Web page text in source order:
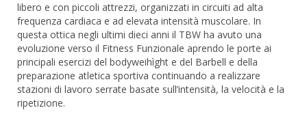
libero e con piccoli attrezzi, organizzati in circuiti ad alta
frequenza cardiaca e ad elevata intensità muscolare. In
questa ottica negli ultimi dieci anni il TBW ha avuto una
evoluzione verso il Fitness Funzionale aprendo le porte ai
principali esercizi del bodyweihìght e del Barbell e della
preparazione atletica sportiva continuando a realizzare
stazioni di lavoro serrate basate sull’intensità, la velocità e la
ripetizione.